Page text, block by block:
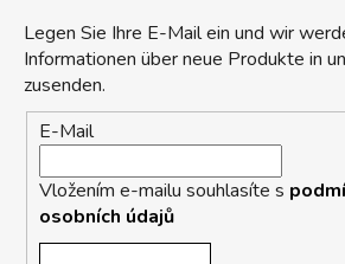
Legen Sie Ihre E-Mail ein und wir
Informationen über neue Produkte in
zusenden.
E-Mail
Vložením e-mailu souhlasíte s
osobních údajů